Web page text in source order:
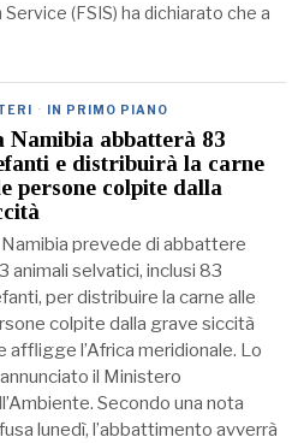
(FSIS) ha dichiarato che a
· IN PRIMO PIANO
Namibia abbatterà 83
e distribuirà la carne
persone colpite dalla
Namibia prevede di abbattere
animali selvatici, inclusi 83
per distribuire la carne alle
colpite dalla grave siccità
affligge l’Africa meridionale. Lo
il Ministero
Secondo una nota
lunedì, l’abbattimento avverrà